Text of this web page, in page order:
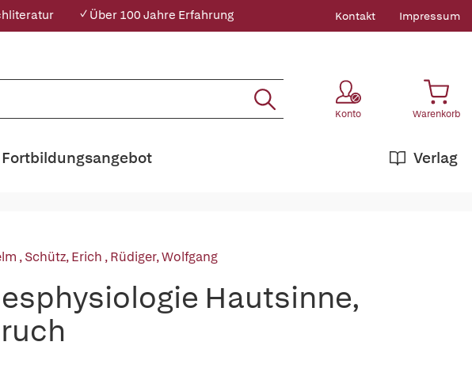
✓ Über 100 Jahre Erfahrung Kontakt Impressum
Konto Warenkorb
Verlag
Fortbildungsangebot
,Schütz, Erich ,Rüdiger, Wolfgang
Hautsinne,